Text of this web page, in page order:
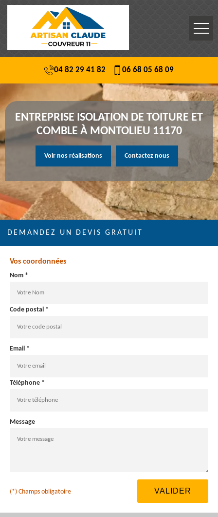
04 82 29 41 82 06 68 05 68 09
ENTREPRISE ISOLATION DE TOITURE ET
COMBLE À MONTOLIEU 11170
Voir nos réalisations Contactez nous
DEMANDEZ UN DEVIS GRATUIT
Vos coordonnées
Nom *
Code postal *
Email *
Téléphone *
Message
(*) Champs obligatoire